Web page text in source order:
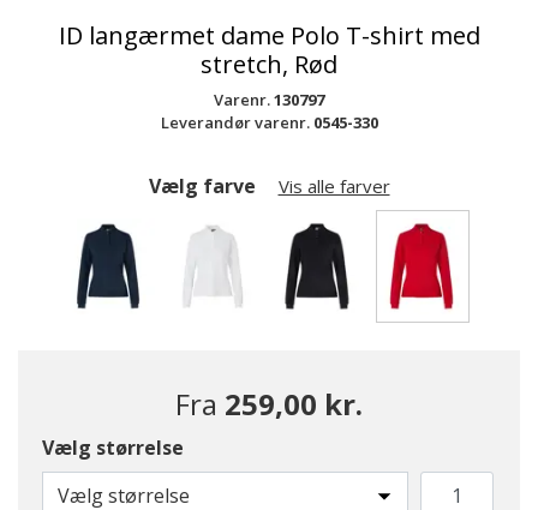
ID langærmet dame Polo T-shirt med
stretch, Rød
Varenr.130797
Leverandør varenr. 0545-330
Vælg farve Vis alle farver
Fra 259,00 kr.
Vælg størrelse
Vælg størrelse